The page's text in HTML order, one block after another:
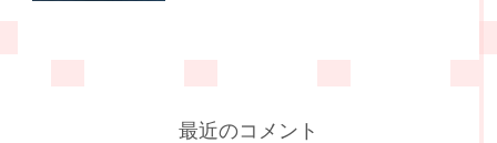
最近のコメント